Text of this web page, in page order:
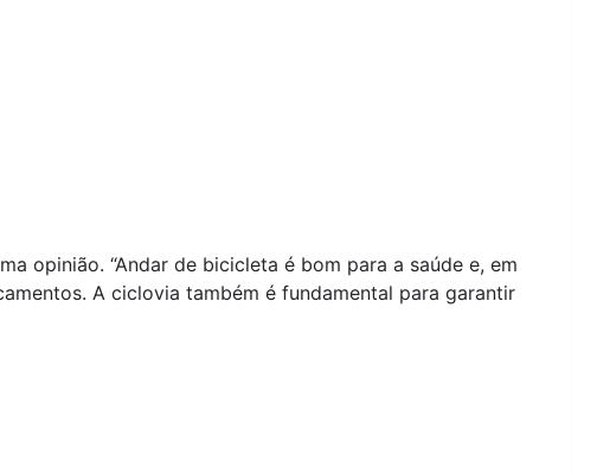
opinião. “Andar de bicicleta é bom para a saúde e, em
A ciclovia também é fundamental para garantir